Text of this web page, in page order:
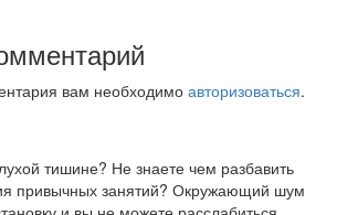
вам необходимо авторизоваться.
тишине? Не знаете чем разбавить
привычных занятий? Окружающий шум